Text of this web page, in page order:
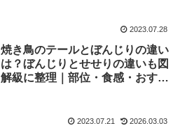
2023.07.28
焼き鳥のテールとぼんじりの違い
は？ぼんじりとせせりの違いも図
解級に整理｜部位・食感・おすす
2023.07.21 2026.03.03